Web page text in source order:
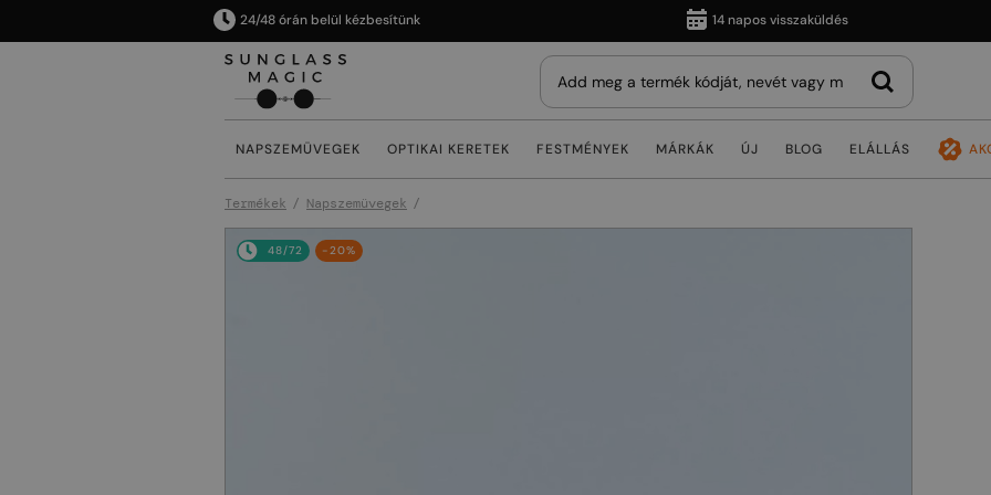
24/48 órán belül kézbesítünk 14 napos visszaküldés
NAPSZEMÜVEGEK OPTIKAI KERETEK FESTMÉNYEK MÁRKÁK ÚJ BLOG ELÁLLÁS
Termékek Napszemüvegek
48/72 -20%